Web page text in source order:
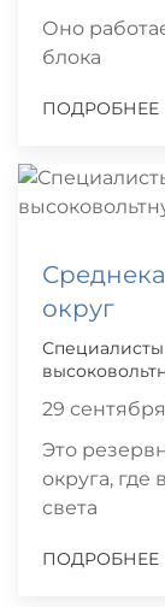
Оно
блока
ПОДРОБНЕЕ
округ
29
Это
округа,
света
ПОДРОБНЕЕ